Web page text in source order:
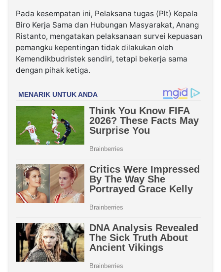
Pada kesempatan ini, Pelaksana tugas (Plt) Kepala
Biro Kerja Sama dan Hubungan Masyarakat, Anang
Ristanto, mengatakan pelaksanaan survei kepuasan
pemangku kepentingan tidak dilakukan oleh
Kemendikbudristek sendiri, tetapi bekerja sama
dengan pihak ketiga.